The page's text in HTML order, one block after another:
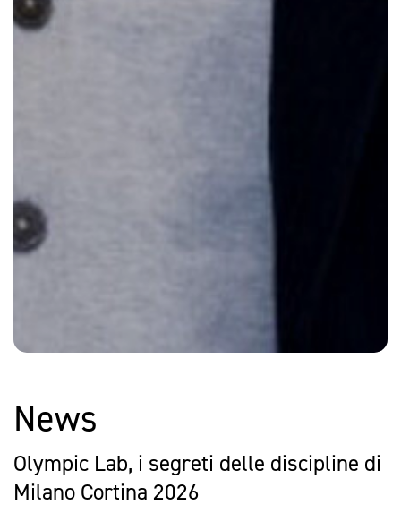
News
Olympic Lab, i segreti delle discipline di
Milano Cortina 2026